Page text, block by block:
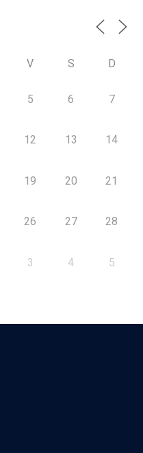
V S D
5 6 7
12 13 14
19 20 21
26 27 28
3 4 5